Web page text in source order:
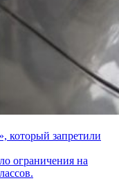
который запретили
ограничения на